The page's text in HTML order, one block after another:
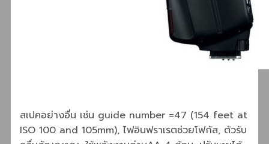
สเปคอย่างอื่น เช่น guide number =47 (154 feet at
ISO 100 and 105mm), ไฟอินฟราเรตช่วยโฟกัส, ตัวรับ